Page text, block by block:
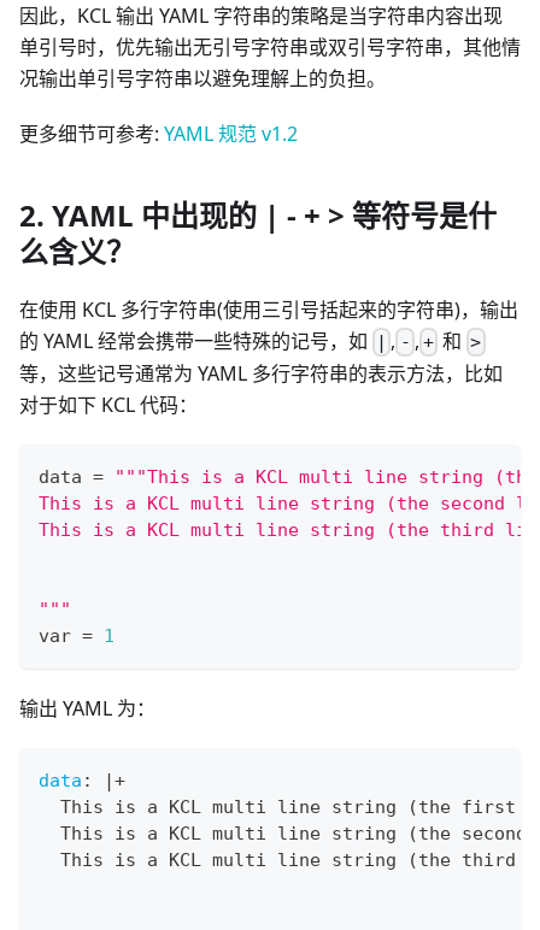
因此，KCL 输出 YAML 字符串的策略是当字符串内容出现
单引号时，优先输出无引号字符串或双引号字符串，其他情
况输出单引号字符串以避免理解上的负担。
更多细节可参考: YAML 规范 v1.2
2. YAML 中出现的 | - + > 等符号是什
么含义？
在使用 KCL 多行字符串(使用三引号括起来的字符串)，输出
的 YAML 经常会携带一些特殊的记号，如
| , - , + 和>
等，这些记号通常为 YAML 多行字符串的表示方法，比如
对于如下 KCL 代码：
data =
"""This is a KCL multi line string
This is a KCL multi line string (the second
This is a KCL multi line string (the third
"""
var = 1
输出 YAML 为：
data : |+
This is a KCL multi line string (the first
This is a KCL multi line string (the second
This is a KCL multi line string (the third